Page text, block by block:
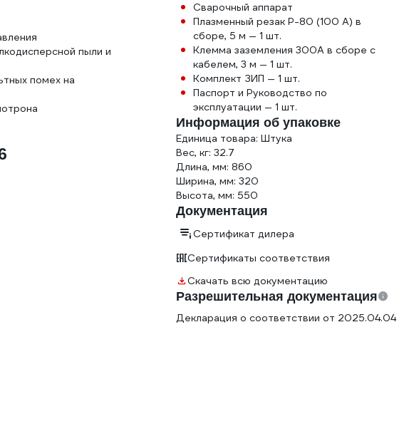
пыли и
помех на
Сварочный аппарат
Плазменный резак Р-80 (100 А) в
сборе, 5 м — 1 шт.
Клемма заземления 300А в сборе с
кабелем, 3 м — 1 шт.
Комплект ЗИП — 1 шт.
Паспорт и Руководство по
эксплуатации — 1 шт.
Информация об упаковке
Единица товара: Штука
Вес, кг: 32.7
Длина, мм: 860
Ширина, мм: 320
Высота, мм: 550
Документация
Сертификат дилера
Сертификаты соответствия
Скачать всю документацию
Разрешительная документация
Декларация о соответствии от 2025.04.04